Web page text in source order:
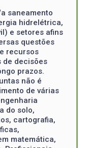
saneamento
hidrelétrica,
e setores afins
questões
recursos
de decisões
prazos.
não é
de várias
do solo,
cartografia,
matemática,